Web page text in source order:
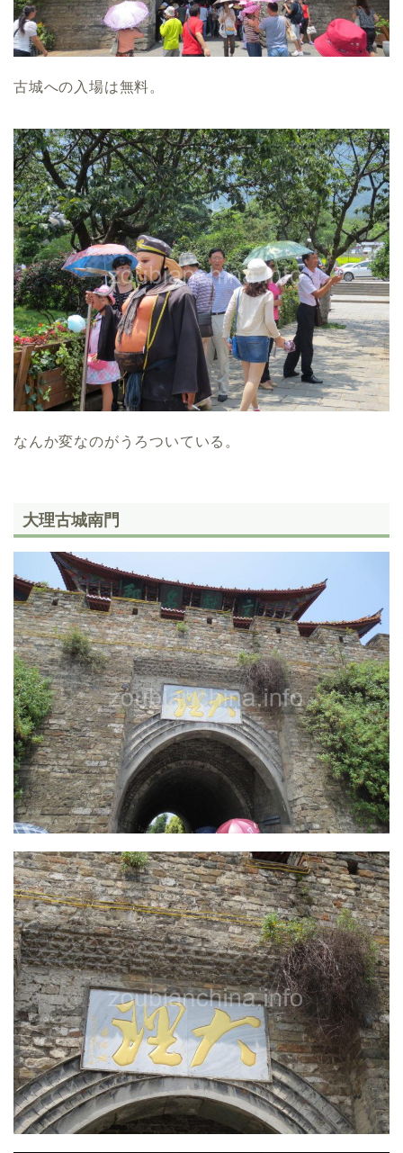
古城への入場は無料。
なんか変なのがうろついている。
大理古城南門